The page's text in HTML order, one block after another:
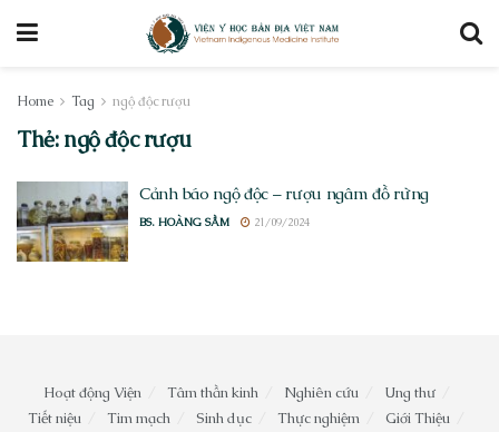
Home Tag ngộ độc rượu
Thẻ:ngộ độc rượu
Cảnh báo ngộ độc – rượu ngâm đồ rừng
BS. HOÀNG SẦM 21/09/2024
Hoạt động Viện Tâm thần kinh Nghiên cứu
Ung thư
Tiết niệu
Tim mạch Sinh dục Thực nghiệm
Giới Thiệu